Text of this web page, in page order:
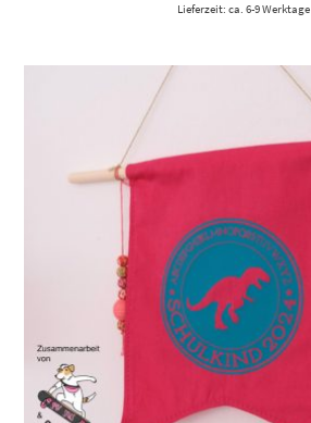
Lieferzeit: ca. 6-9 Werktage